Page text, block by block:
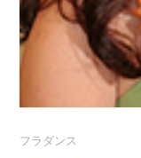
フラダンス